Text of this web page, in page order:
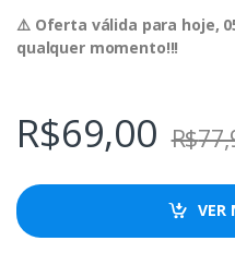
⚠️ Oferta válida para hoje,
qualquer momento!!!
R$69,00 R$
VER